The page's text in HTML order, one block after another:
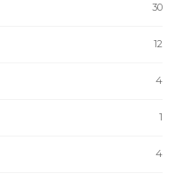
30
12
4
1
4